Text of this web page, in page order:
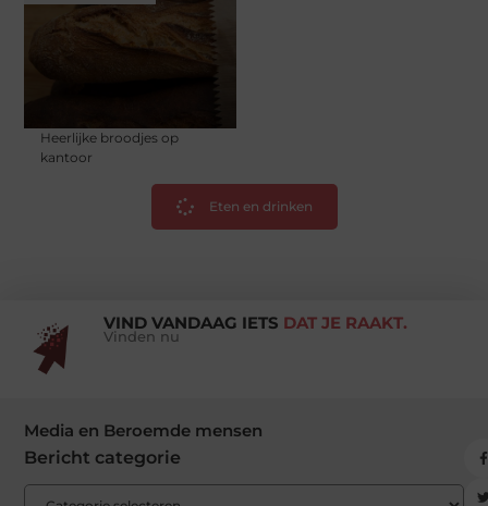
Heerlijke broodjes op
kantoor
Eten en drinken
VIND VANDAAG IETS DAT JE RAAKT.
Vinden nu
Media en Beroemde mensen
Bericht categorie